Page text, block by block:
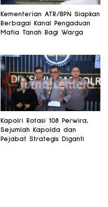
Kementerian ATR/BPN Siapkan
Berbagai Kanal Pengaduan
Mafia Tanah Bagi Warga
Kapolri Rotasi 108 Perwira,
Sejumlah Kapolda dan
Pejabat Strategis Diganti